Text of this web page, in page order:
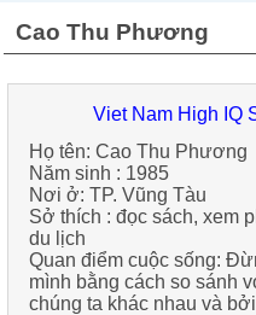
Cao Thu Phương
Viet Nam High IQ
Họ tên: Cao Thu Phương
Năm sinh : 1985
Nơi ở: TP. Vũng Tàu
Sở thích : đọc sách, xem
du lịch
Quan điểm cuộc sống:
mình bằng cách so sánh
chúng ta khác nhau và